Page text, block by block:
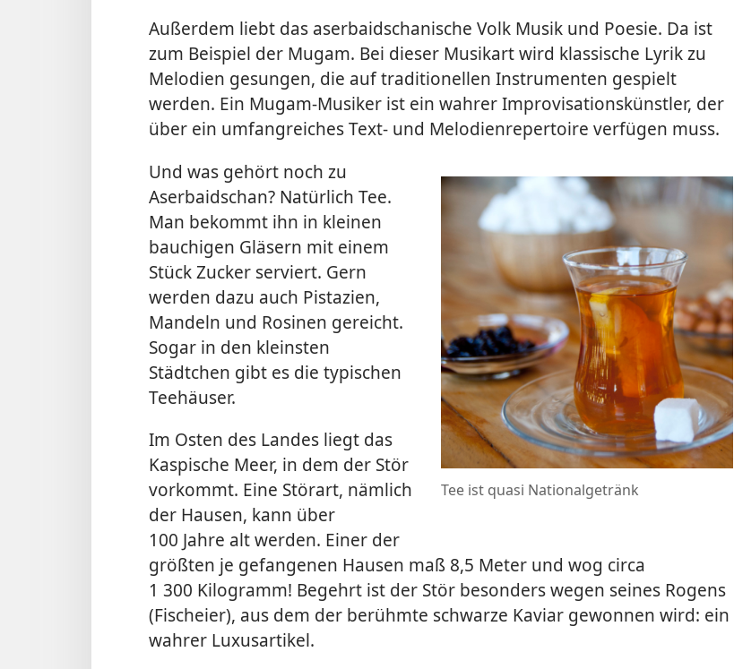
Außerdem liebt das aserbaidschanische Volk Musik und Poesie. Da ist
zum Beispiel der Mugam. Bei dieser Musikart wird klassische Lyrik zu
Melodien gesungen, die auf traditionellen Instrumenten gespielt
werden. Ein Mugam-Musiker ist ein wahrer Improvisationskünstler, der
über ein umfangreiches Text- und Melodienrepertoire verfügen muss.
Tee ist quasi Nationalgetränk
Und was gehört noch zu
Aserbaidschan? Natürlich Tee.
Man bekommt ihn in kleinen
bauchigen Gläsern mit einem
Stück Zucker serviert. Gern
werden dazu auch Pistazien,
Mandeln und Rosinen gereicht.
Sogar in den kleinsten
Städtchen gibt es die typischen
Teehäuser.
Im Osten des Landes liegt das
Kaspische Meer, in dem der Stör
vorkommt. Eine Störart, nämlich
der Hausen, kann über
100 Jahre alt werden. Einer der
größten je gefangenen Hausen maß 8,5 Meter und wog circa
1 300 Kilogramm! Begehrt ist der Stör besonders wegen seines Rogens
(Fischeier), aus dem der berühmte schwarze Kaviar gewonnen wird: ein
wahrer Luxusartikel.